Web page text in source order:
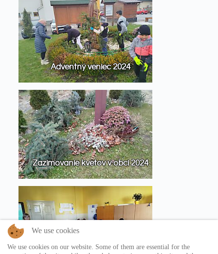
Adventný veniec 2024
Zazimovanie kvetov v obci 2024
We use cookies
We use cookies on our website. Some of them are essential for the